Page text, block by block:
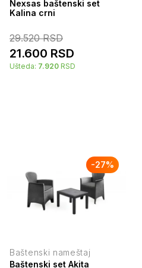
Nexsas baštenski set
Kalina crni
29.520RSD
21.600 RSD
Ušteda: 7.920 RSD
-27%
Baštenski nameštaj
Baštenski set Akita